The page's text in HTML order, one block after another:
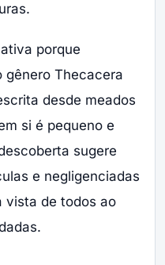
porque
gênero Thecacera
desde meados
si é pequeno e
sugere
e negligenciadas
vista de todos ao